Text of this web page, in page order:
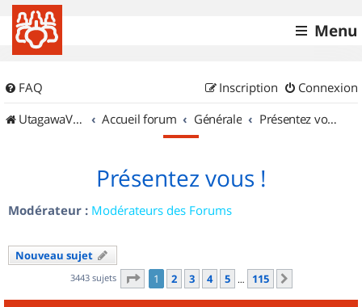
Menu
FAQ Connexion
Inscription
UtagawaVTT (Randos VTT et VTTAE avec traces GPS)
Accueil forum Générale Présentez vous !
Présentez vous !
Modérateur : Modérateurs des Forums
Nouveau sujet
3443 sujets Page 1sur 115
1 2 3 4 5 … 115